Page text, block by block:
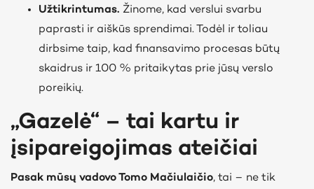
Užtikrintumas. Žinome, kad verslui svarbu
paprasti ir aiškūs sprendimai. Todėl ir toliau
dirbsime taip, kad finansavimo procesas būtų
skaidrus ir 100 % pritaikytas prie jūsų verslo
poreikių.
„Gazelė“ – tai kartu ir
įsipareigojimas ateičiai
Pasak mūsų vadovo Tomo Mačiulaičio, tai – ne tik